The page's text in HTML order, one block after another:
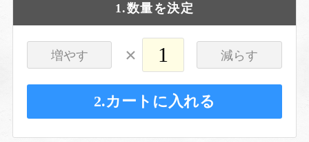
1.数量を決定
増やす × 減らす
2.カートに入れる